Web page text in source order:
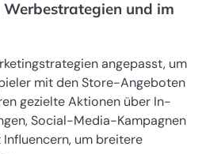
und im
angepasst, um
mit den Store-Angeboten
gezielte Aktionen über In-
Social-Media-Kampagnen
um breitere